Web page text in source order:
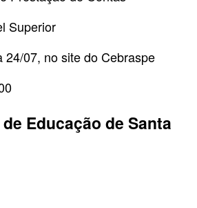
Superior
24/07, no site do Cebraspe
Educação de Santa